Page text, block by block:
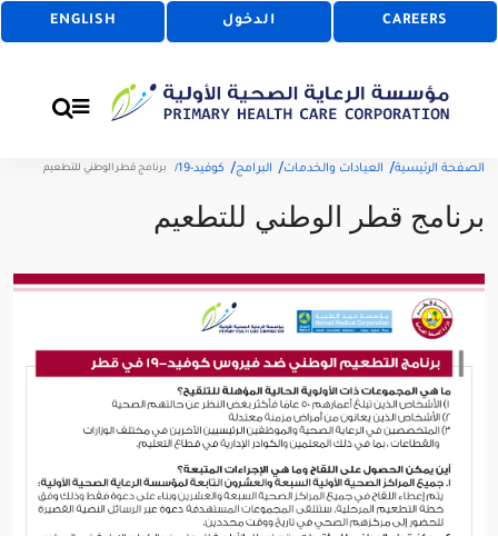
CAREERS الدخول ENGLISH
الصفحة الرئيسية العيادات والخدمات البرامج كوفيد-19 برنامج قطر الوطني للتطعيم
برنامج قطر الوطني للتطعيم